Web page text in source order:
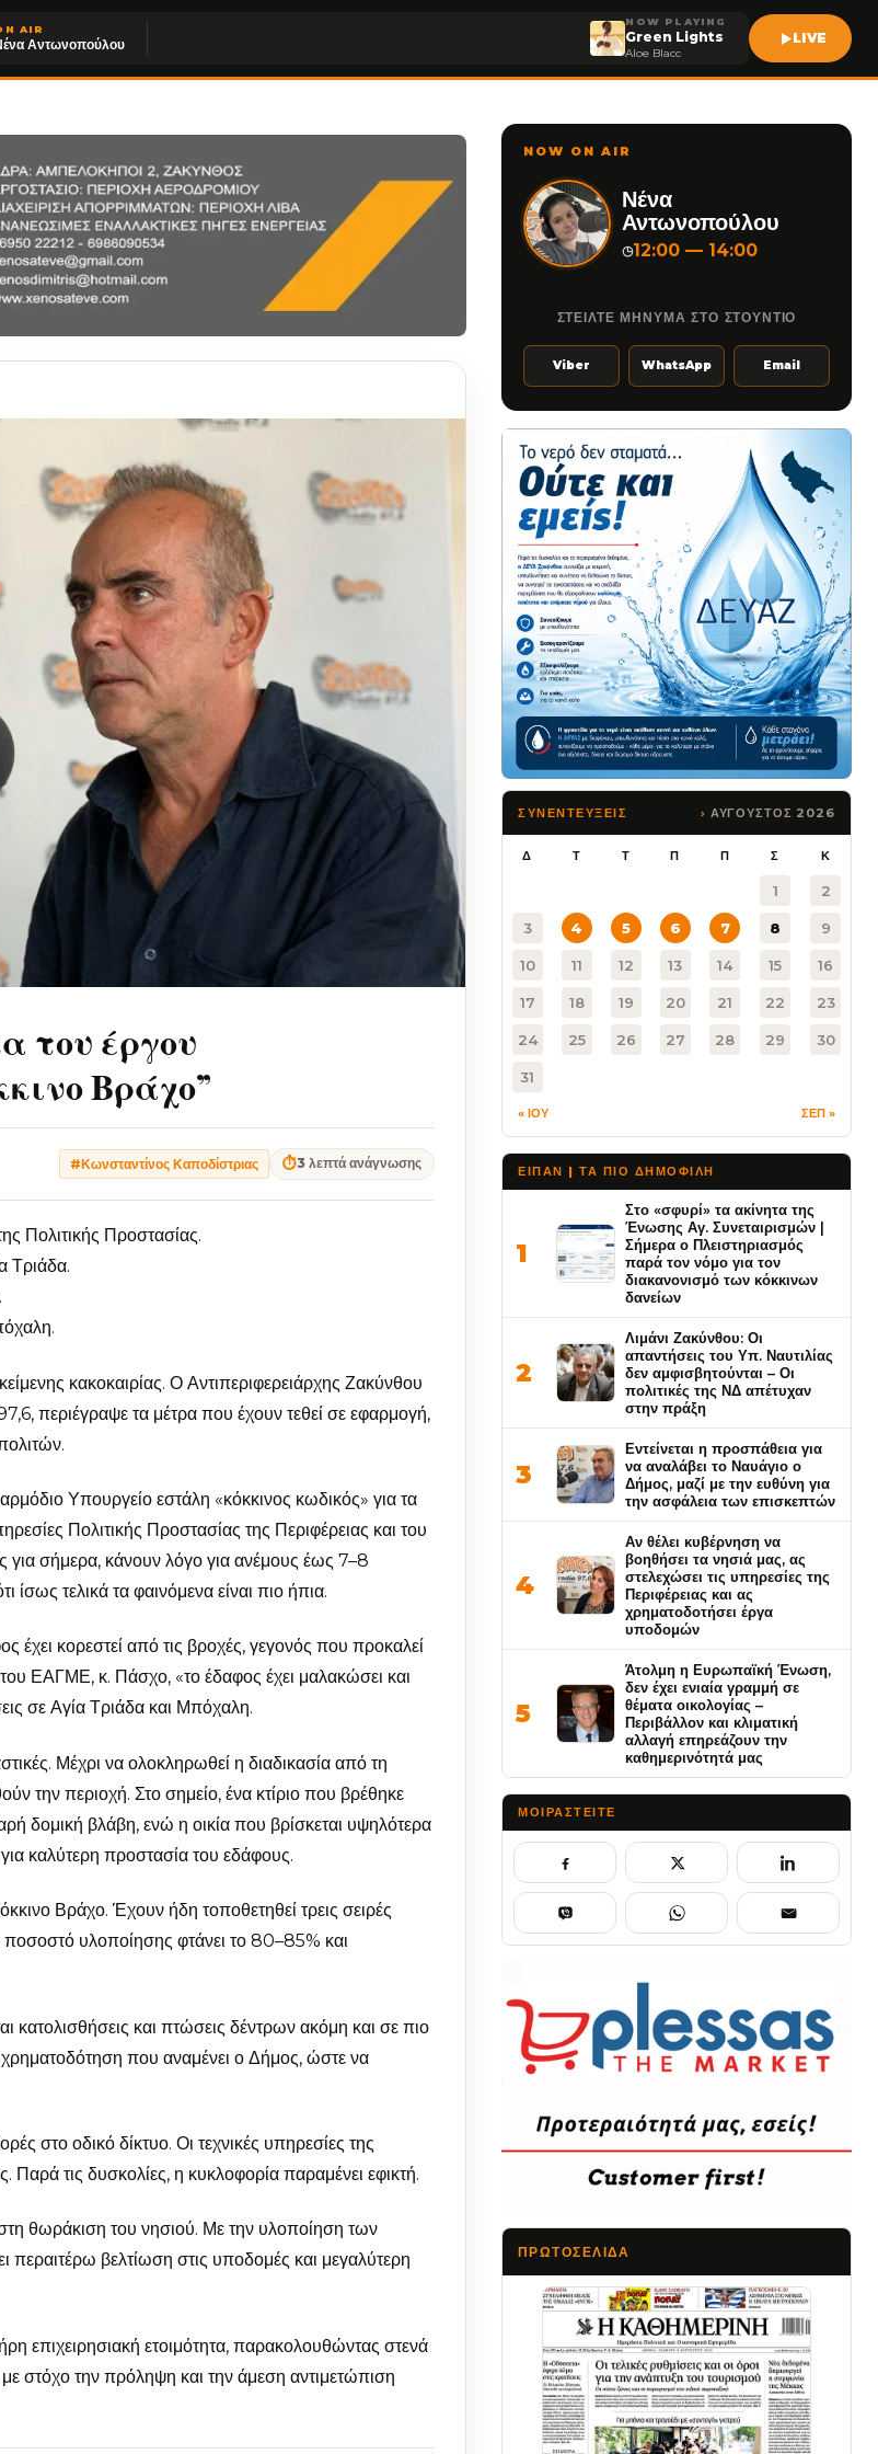
AIR
Αντωνοπούλου
NOW PLAYING
Green Lights
Aloe Blacc
LIVE
του έργου
Βράχο”
#Κωνσταντίνος Καποδίστριας ⏱3 λεπτά ανάγνωσης
Πολιτικής Προστασίας.
Τριάδα.
κακοκαιρίας. Ο Αντιπεριφερειάρχης Ζακύνθου
περιέγραψε τα μέτρα που έχουν τεθεί σε εφαρμογή,
Υπουργείο εστάλη «κόκκινος κωδικός» για τα
Πολιτικής Προστασίας της Περιφέρειας και του
για σήμερα, κάνουν λόγο για ανέμους έως 7–8
τελικά τα φαινόμενα είναι πιο ήπια.
έχει κορεστεί από τις βροχές, γεγονός που προκαλεί
ΕΑΓΜΕ, κ. Πάσχο, «το έδαφος έχει μαλακώσει και
σε Αγία Τριάδα και Μπόχαλη.
Μέχρι να ολοκληρωθεί η διαδικασία από τη
περιοχή. Στο σημείο, ένα κτίριο που βρέθηκε
δομική βλάβη, ενώ η οικία που βρίσκεται υψηλότερα
καλύτερη προστασία του εδάφους.
Βράχο. Έχουν ήδη τοποθετηθεί τρεις σειρές
υλοποίησης φτάνει το 80–85% και
κατολισθήσεις και πτώσεις δέντρων ακόμη και σε πιο
χρηματοδότηση που αναμένει ο Δήμος, ώστε να
στο οδικό δίκτυο. Οι τεχνικές υπηρεσίες της
Παρά τις δυσκολίες, η κυκλοφορία παραμένει εφικτή.
θωράκιση του νησιού. Με την υλοποίηση των
περαιτέρω βελτίωση στις υποδομές και μεγαλύτερη
επιχειρησιακή ετοιμότητα, παρακολουθώντας στενά
με στόχο την πρόληψη και την άμεση αντιμετώπιση
NOW ON AIR
Νένα
Αντωνοπούλου
◷12:00 — 14:00
ΣΤΕΙΛΤΕ ΜΗΝΥΜΑ ΣΤΟ ΣΤΟΥΝΤΙΟ
Viber WhatsApp Email
ΣΥΝΕΝΤΕΥΞΕΙΣ ΑΥΓΟΥΣΤΟΣ 2026
Δ Τ Τ Π Π Σ Κ
1 2
3 4 5 6 7 8 9
10 11 12 13 14 15 16
17 18 19 20 21 22 23
24 25 26 27 28 29 30
31
« ΙΟΥ ΣΕΠ »
ΕΙΠΑΝ | ΤΑ ΠΙΟ ΔΗΜΟΦΙΛΉ
1
Στο «σφυρί» τα ακίνητα της
Ένωσης Αγ. Συνεταιρισμών |
Σήμερα ο Πλειστηριασμός
παρά τον νόμο για τον
διακανονισμό των κόκκινων
δανείων
2
Λιμάνι Ζακύνθου: Οι
απαντήσεις του Υπ. Ναυτιλίας
δεν αμφισβητούνται – Οι
πολιτικές της ΝΔ απέτυχαν
στην πράξη
3
Εντείνεται η προσπάθεια για
να αναλάβει το Ναυάγιο ο
Δήμος, μαζί με την ευθύνη για
την ασφάλεια των επισκεπτών
4
Αν θέλει κυβέρνηση να
βοηθήσει τα νησιά μας, ας
στελεχώσει τις υπηρεσίες της
Περιφέρειας και ας
χρηματοδοτήσει έργα
υποδομών
5
Άτολμη η Ευρωπαϊκή Ένωση,
δεν έχει ενιαία γραμμή σε
θέματα οικολογίας –
Περιβάλλον και κλιματική
αλλαγή επηρεάζουν την
καθημερινότητά μας
ΜΟΙΡΑΣΤΕΊΤΕ
ΠΡΩΤΟΣΈΛΙΔΑ